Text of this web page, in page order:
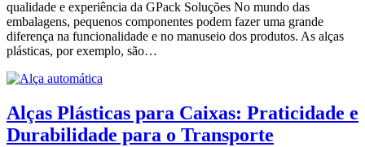
qualidade e experiência da GPack Soluções No mundo das
embalagens, pequenos componentes podem fazer uma grande
diferença na funcionalidade e no manuseio dos produtos. As alças
plásticas, por exemplo, são…
Alças Plásticas para Caixas: Praticidade e
Durabilidade para o Transporte